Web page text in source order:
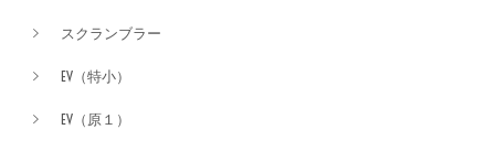
スクランブラー
EV（特小）
EV（原１）